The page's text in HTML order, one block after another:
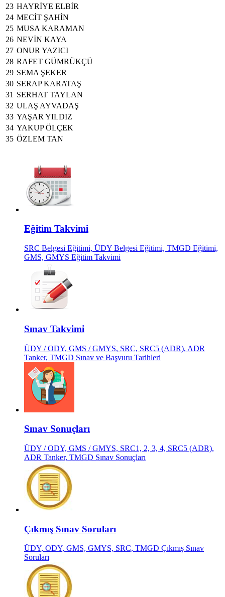
23 HAYRİYE ELBİR
24 MECİT ŞAHİN
25 MUSA KARAMAN
26 NEVİN KAYA
27 ONUR YAZICI
28 RAFET GÜMRÜKÇÜ
29 SEMA ŞEKER
30 SERAP KARATAŞ
31 SERHAT TAYLAN
32 ULAŞ AYVADAŞ
33 YAŞAR YILDIZ
34 YAKUP ÖLÇEK
35 ÖZLEM TAN
Eğitim Takvimi
SRC Belgesi Eğitimi, ÜDY Belgesi Eğitimi, TMGD Eğitimi,
GMS, GMYS Eğitim Takvimi
Sınav Takvimi
ÜDY / ODY, GMS / GMYS, SRC, SRC5 (ADR), ADR
Tanker, TMGD Sınav ve Başvuru Tarihleri
Sınav Sonuçları
ÜDY / ODY, GMS / GMYS, SRC1, 2, 3, 4, SRC5 (ADR),
ADR Tanker, TMGD Sınav Sonuçları
Çıkmış Sınav Soruları
ÜDY, ODY, GMS, GMYS, SRC, TMGD Çıkmış Sınav
Soruları